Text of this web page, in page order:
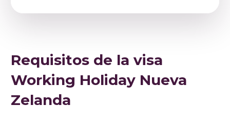
Requisitos de la visa
Working Holiday Nueva
Zelanda